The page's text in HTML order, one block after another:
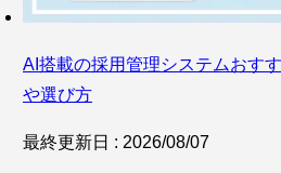
AI搭載の採用管理システムおす
や選び方
最終更新日 : 2026/08/07